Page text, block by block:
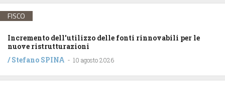
FISCO
Incremento dell’utilizzo delle fonti rinnovabili per le
nuove ristrutturazioni
/Stefano SPINA - 10 agosto 2026